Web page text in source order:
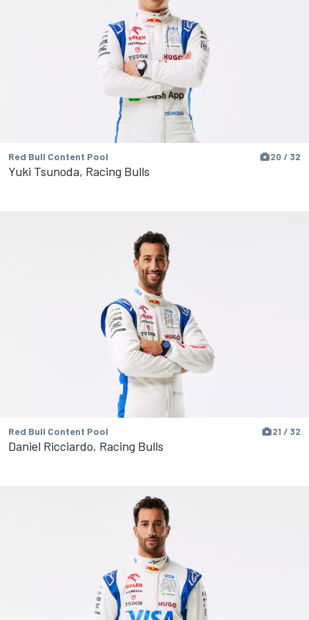
Red Bull Content Pool 20 / 32
Yuki Tsunoda, Racing Bulls
Red Bull Content Pool 21 / 32
Daniel Ricciardo, Racing Bulls